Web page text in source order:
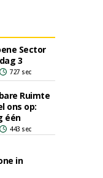
Sector
3
727 sec
Ruimte
ons op:
één
443 sec
in